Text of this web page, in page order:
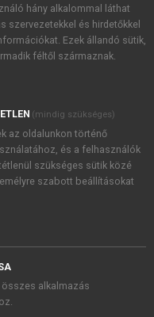
akcióiról.
Zrt. újdonságairól,
tudomásul
, valamint a szotar.netés a
foglaltakat
hány alkalommal láthat
szervezetekkel és hirdetőkkel
Ezek állandó sütik,
féltől származnak.
(mindig szükséges)
az oldalunkon történő
és a felhasználók
szükséges sütik közé
szabott beállításokat
alkalmazás